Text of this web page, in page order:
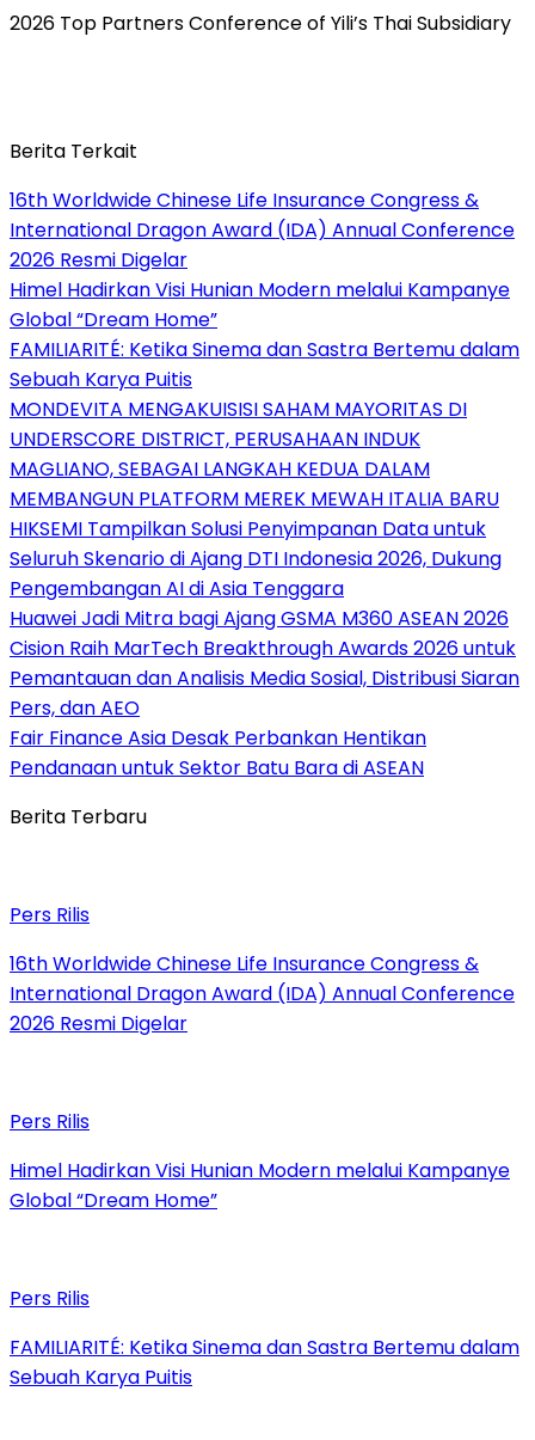
2026 Top Partners Conference of Yili’s Thai Subsidiary
Berita Terkait
16th Worldwide Chinese Life Insurance Congress &
International Dragon Award (IDA) Annual Conference
2026 Resmi Digelar
Himel Hadirkan Visi Hunian Modern melalui Kampanye
Global “Dream Home”
FAMILIARITÉ: Ketika Sinema dan Sastra Bertemu dalam
Sebuah Karya Puitis
MONDEVITA MENGAKUISISI SAHAM MAYORITAS DI
UNDERSCORE DISTRICT, PERUSAHAAN INDUK
MAGLIANO, SEBAGAI LANGKAH KEDUA DALAM
MEMBANGUN PLATFORM MEREK MEWAH ITALIA BARU
HIKSEMI Tampilkan Solusi Penyimpanan Data untuk
Seluruh Skenario di Ajang DTI Indonesia 2026, Dukung
Pengembangan AI di Asia Tenggara
Huawei Jadi Mitra bagi Ajang GSMA M360 ASEAN 2026
Cision Raih MarTech Breakthrough Awards 2026 untuk
Pemantauan dan Analisis Media Sosial, Distribusi Siaran
Pers, dan AEO
Fair Finance Asia Desak Perbankan Hentikan
Pendanaan untuk Sektor Batu Bara di ASEAN
Berita Terbaru
Pers Rilis
16th Worldwide Chinese Life Insurance Congress &
International Dragon Award (IDA) Annual Conference
2026 Resmi Digelar
Pers Rilis
Himel Hadirkan Visi Hunian Modern melalui Kampanye
Global “Dream Home”
Pers Rilis
FAMILIARITÉ: Ketika Sinema dan Sastra Bertemu dalam
Sebuah Karya Puitis